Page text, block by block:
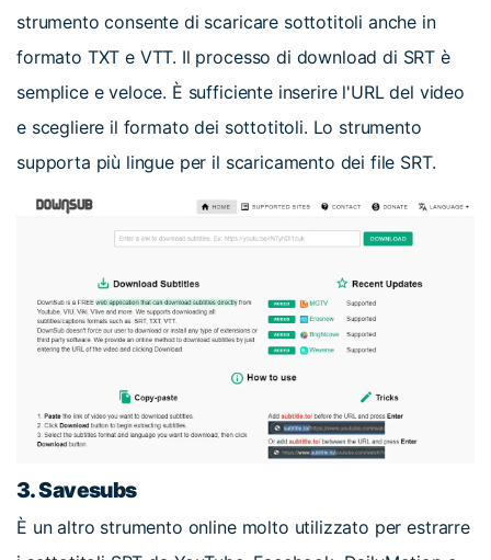
strumento consente di scaricare sottotitoli anche in
formato TXT e VTT. Il processo di download di SRT è
semplice e veloce. È sufficiente inserire l'URL del video
e scegliere il formato dei sottotitoli. Lo strumento
supporta più lingue per il scaricamento dei file SRT.
3. Savesubs
È un altro strumento online molto utilizzato per estrarre